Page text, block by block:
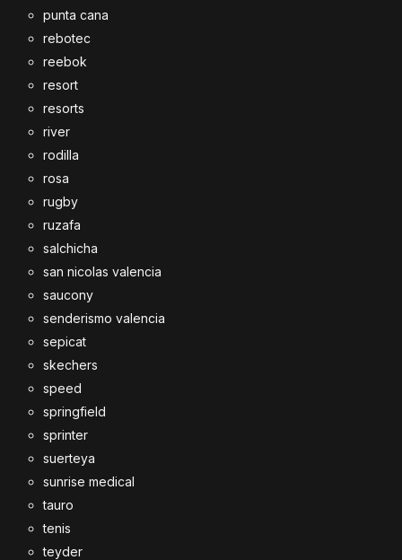
punta cana
rebotec
reebok
resort
resorts
river
rodilla
rosa
rugby
ruzafa
salchicha
san nicolas valencia
saucony
senderismo valencia
sepicat
skechers
speed
springfield
sprinter
suerteya
sunrise medical
tauro
tenis
teyder